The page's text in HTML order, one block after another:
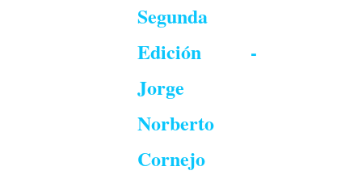
Segunda
Edición -
Jorge
Norberto
Cornejo